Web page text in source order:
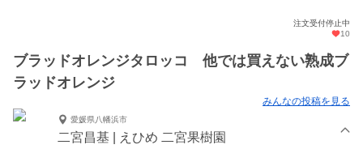
注文受付停止中
10
ブラッドオレンジタロッコ 他では買えない熟成ブ
ラッドオレンジ
みんなの投稿を見る
愛媛県八幡浜市
二宮昌基 | えひめ 二宮果樹園